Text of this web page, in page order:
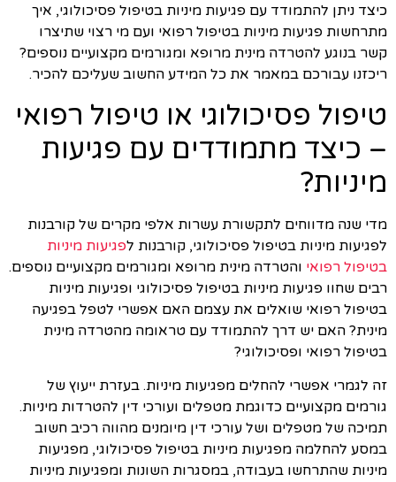
כיצד ניתן להתמודד עם פגיעות מיניות בטיפול פסיכולוגי, איך
מתרחשות פגיעות מיניות בטיפול רפואי ועם מי רצוי שתיצרו
קשר בנוגע להטרדה מינית מרופא ומגורמים מקצועיים נוספים?
ריכזנו עבורכם במאמר את כל המידע החשוב שעליכם להכיר.
טיפול פסיכולוגי או טיפול רפואי
– כיצד מתמודדים עם פגיעות
מיניות?
מדי שנה מדווחים לתקשורת עשרות אלפי מקרים של קורבנות
לפגיעות מיניות בטיפול פסיכולוגי, קורבנות לפגיעות מיניות
בטיפול רפואי והטרדה מינית מרופא ומגורמים מקצועיים נוספים.
רבים שחוו פגיעות מיניות בטיפול פסיכולוגי ופגיעות מיניות
בטיפול רפואי שואלים את עצמם האם אפשרי לטפל בפגיעה
מינית? האם יש דרך להתמודד עם טראומה מהטרדה מינית
בטיפול רפואי ופסיכולוגי?
זה לגמרי אפשרי להחלים מפגיעות מיניות. בעזרת ייעוץ של
גורמים מקצועיים כדוגמת מטפלים ועורכי דין להטרדות מיניות.
תמיכה של מטפלים ושל עורכי דין מיומנים מהווה רכיב חשוב
במסע להחלמה מפגיעות מיניות בטיפול פסיכולוגי, מפגיעות
מיניות שהתרחשו בעבודה, במסגרות השונות ומפגיעות מיניות